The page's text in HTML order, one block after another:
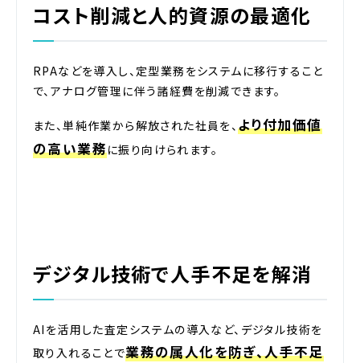
コスト削減と人的資源の最適化
RPAなどを導入し、定型業務をシステムに移行すること
で、アナログ管理に伴う諸経費を削減できます。
また、単純作業から解放された社員を、より付加価値
の高い業務に振り向けられます。
デジタル技術で人手不足を解消
AIを活用した査定システムの導入など、デジタル技術を
取り入れることで業務の属人化を防ぎ、人手不足